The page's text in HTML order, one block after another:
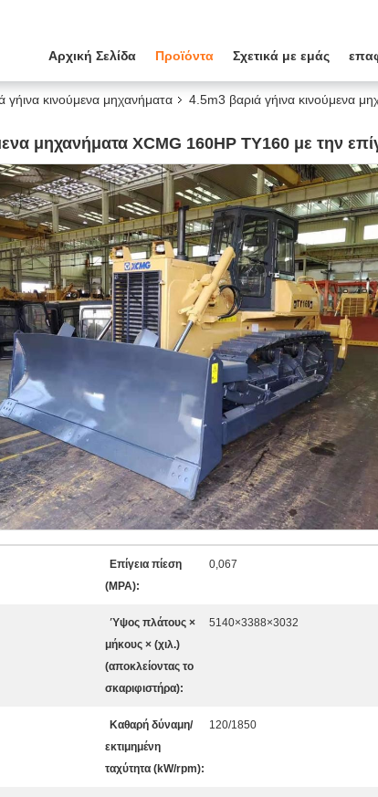
Αρχική Σελίδα Προϊόντα Σχετικά με εμάς
γήινα κινούμενα μηχανήματα
4.5m3 βαριά γήινα κινούμενα
μηχανήματα XCMG 160HP TY160 με την
Επίγεια πίεση
(MPA):
0,067
Ύψος πλάτους ×
μήκους × (χιλ.)
(αποκλείοντας το
σκαριφιστήρα):
5140×3388×3032
Καθαρή δύναμη/
εκτιμημένη
ταχύτητα (kW/rpm):
120/1850